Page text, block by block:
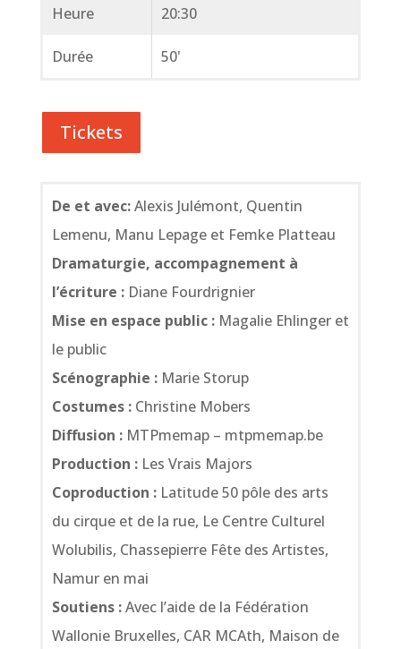
Heure 20:30
Durée 50'
Tickets
De et avec:Alexis Julémont, Quentin
Lemenu, Manu Lepage et Femke Platteau
Dramaturgie, accompagnement à
l’écriture :Diane Fourdrignier
Mise en espace public :Magalie Ehlinger et
le public
Scénographie :Marie Storup
Costumes :Christine Mobers
Diffusion :MTPmemap – mtpmemap.be
Production :Les Vrais Majors
Coproduction : Latitude 50 pôle des arts
du cirque et de la rue, Le Centre Culturel
Wolubilis, Chassepierre Fête des Artistes,
Namur en mai
Soutiens :Avec l’aide de la Fédération
Wallonie Bruxelles, CAR MCAth, Maison de